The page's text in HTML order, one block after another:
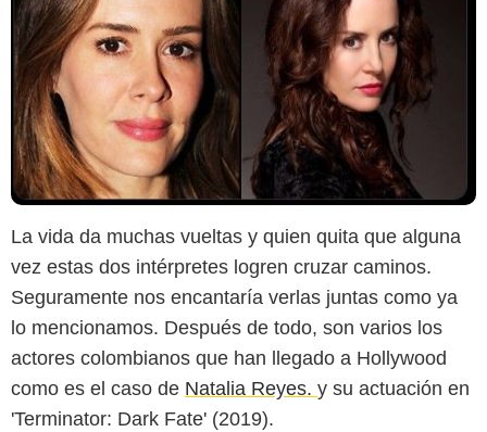
La vida da muchas vueltas y quien quita que alguna
vez estas dos intérpretes logren cruzar caminos.
Seguramente nos encantaría verlas juntas como ya
lo mencionamos. Después de todo, son varios los
actores colombianos que han llegado a Hollywood
como es el caso de Natalia Reyes. y su actuación en
'Terminator: Dark Fate' (2019).